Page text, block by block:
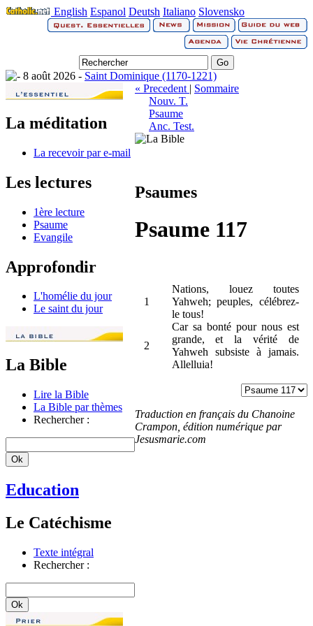
English Espanol Deutsh Italiano Slovensko
8 août 2026 - Saint Dominique (1170-1221)
La méditation
La recevoir par e-mail
Les lectures
1ère lecture
Psaume
Evangile
Approfondir
L'homélie du jour
Le saint du jour
La Bible
Lire la Bible
La Bible par thèmes
Rechercher :
Education
Le Catéchisme
Texte intégral
Rechercher :
« Precedent | Sommaire
Nouv. T.
Psaume
Anc. Test.
Psaumes
Psaume 117
1
Nations, louez toutes
Yahweh; peuples, célébrez-
le tous!
2
Car sa bonté pour nous est
grande, et la vérité de
Yahweh subsiste à jamais.
Allelluia!
Traduction en français du Chanoine
Crampon, édition numérique par
Jesusmarie.com